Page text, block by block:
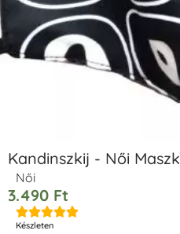
Kandinszkij - Női Maszk
Női
3.490 Ft

Készleten